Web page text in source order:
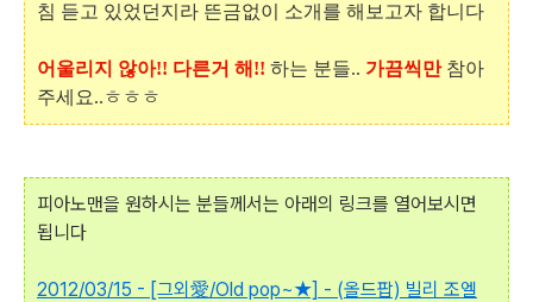
침 듣고 있었던지라 뜬금없이 소개를 해보고자 합니다
어울리지 않아!! 다른거 해!! 하는 분들.. 가끔씩만참아
주세요..ㅎㅎㅎ
피아노맨을 원하시는 분들께서는 아래의 링크를 열어보시면
됩니다
2012/03/15 - [그외愛/Old pop~★] - (올드팝) 빌리 조엘